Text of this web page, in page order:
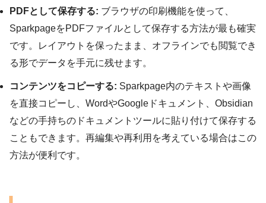
PDFとして保存する: ブラウザの印刷機能を使って、
SparkpageをPDFファイルとして保存する方法が最も確実
です。レイアウトを保ったまま、オフラインでも閲覧でき
る形でデータを手元に残せます。
コンテンツをコピーする: Sparkpage内のテキストや画像
を直接コピーし、WordやGoogleドキュメント、Obsidian
などの手持ちのドキュメントツールに貼り付けて保存する
こともできます。再編集や再利用を考えている場合はこの
方法が便利です。